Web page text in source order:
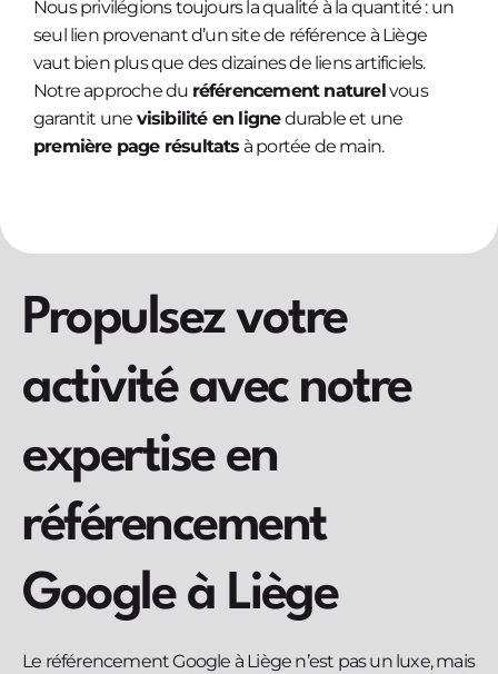
Nous privilégions toujours la qualité à la quantité : un
seul lien provenant d’un site de référence à Liège
vaut bien plus que des dizaines de liens artificiels.
Notre approche du référencement naturelvous
garantit une visibilité en lignedurable et une
première page résultats à portée de main.
Propulsez votre
activité avec notre
expertise en
référencement
Google à Liège
Le référencement Google à Liège n’est pas un luxe, mais